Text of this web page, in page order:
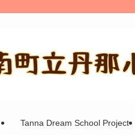
Tanna Dream School Project